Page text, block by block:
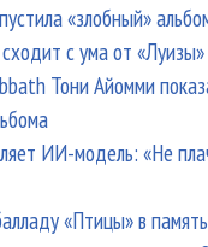
«злобный»
с ума от «Луизы»
Тони Айомми
ИИ-модель: «Не
«Птицы» в